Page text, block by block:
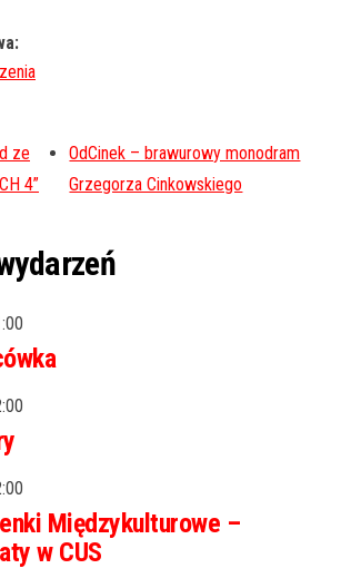
ze
4”
OdCinek – brawurowy monodram
Grzegorza Cinkowskiego
Międzykulturowe –
w CUS